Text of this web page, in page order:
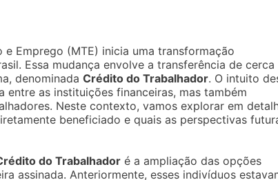
Emprego (MTE) inicia uma transformação
Essa mudança envolve a transferência de cerca
denominada Crédito do Trabalhador. O intuito
as instituições financeiras, mas também
Neste contexto, vamos explorar em
beneficiado e quais as perspectivas
do Trabalhador é a ampliação das opções
assinada. Anteriormente, esses indivíduos